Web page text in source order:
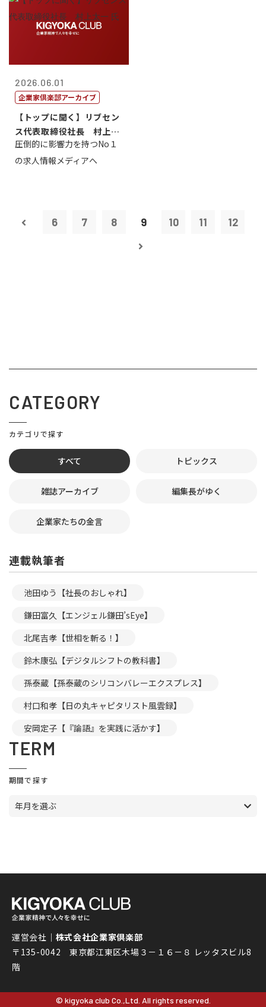
2026.06.01
企業家倶楽部アーカイブ
【トップに聞く】リブセン
ス代表取締役社長 村上太
一 氏
圧倒的に影響力を持つNo１
の求人情報メディアへ
6 7 8 9 10 11 12
CATEGORY
カテゴリで探す
すべて トピックス
雑誌アーカイブ 編集長がゆく
企業家たちの金言
連載執筆者
池田ゆう【社長のおしゃれ】
鎌田富久【エンジェル鎌田’sEye】
北尾吉孝【世相を斬る！】
鈴木康弘【デジタルシフトの教科書】
孫泰蔵【孫泰蔵のシリコンバレーエクスプレス】
村口和孝【日の丸キャピタリスト風雲録】
安岡定子【『論語』を実践に活かす】
TERM
期間で探す
年月を選ぶ
運営会社｜ 株式会社企業家倶楽部
〒135-0042 東京都江東区木場３－１６－８ レッタスビル8
階
© kigyoka club Co.,Ltd. All rights reserved.